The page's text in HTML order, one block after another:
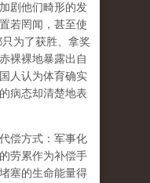
剧他们畸形的发
若罔闻，甚至使
为了获胜、拿奖
裸裸地暴露出自
人认为体育确实
病态却清楚地表
偿方式 ：军事化
劳累作为补偿手
塞的生命能量得